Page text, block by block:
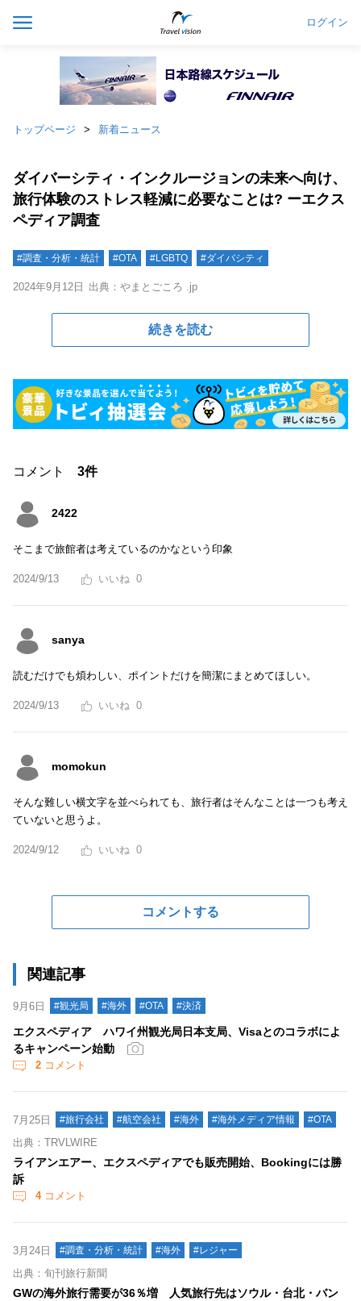
ログイン
トップページ 新着ニュース
ダイバーシティ・インクルージョンの未来へ向け、
旅行体験のストレス軽減に必要なことは? ーエクス
ペディア調査
#調査・分析・統計 #OTA #LGBTQ #ダイバシティ
2024年9月12日 出典：やまとごころ .jp
続きを読む
コメント 3件
2422
そこまで旅館者は考えているのかなという印象
2024/9/13 0
sanya
読むだけでも煩わしい、ポイントだけを簡潔にまとめてほしい。
2024/9/13 0
momokun
そんな難しい横文字を並べられても、旅行者はそんなことは一つも考え
ていないと思うよ。
2024/9/12 0
コメントする
関連記事
9月6日 #観光局 #海外 #OTA #決済
エクスペディア ハワイ州観光局日本支局、Visaとのコラボによ
るキャンペーン始動
2 コメント
7月25日 #旅行会社 #航空会社 #海外 #海外メディア情報 #OTA
出典：TRVLWIRE
ライアンエアー、エクスペディアでも販売開始、Bookingには勝
訴
4コメント
3月24日 #調査・分析・統計 #海外 #レジャー
出典：旬刊旅行新聞
GWの海外旅行需要が36％増 人気旅行先はソウル・台北・バン